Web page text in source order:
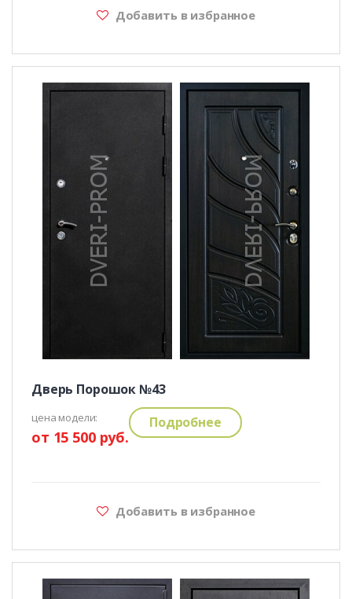
Добавить в избранное
Дверь Порошок №43
цена модели:
от 15 500 руб.
Подробнее
Добавить в избранное